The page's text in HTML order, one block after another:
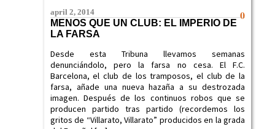
0
april 2, 2014
MENOS QUE UN CLUB: EL IMPERIO DE
LA FARSA
Desde esta Tribuna llevamos semanas
denunciándolo, pero la farsa no cesa. El F.C.
Barcelona, el club de los tramposos, el club de la
farsa, añade una nueva hazaña a su destrozada
imagen. Después de los continuos robos que se
producen partido tras partido (recordemos los
gritos de “Villarato, Villarato” producidos en la grada